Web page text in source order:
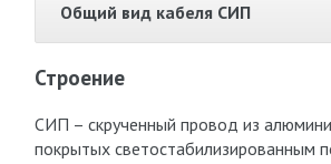
Общий вид кабеля СИП
Строение
СИП – скрученный провод из
покрытых светостабилизированным